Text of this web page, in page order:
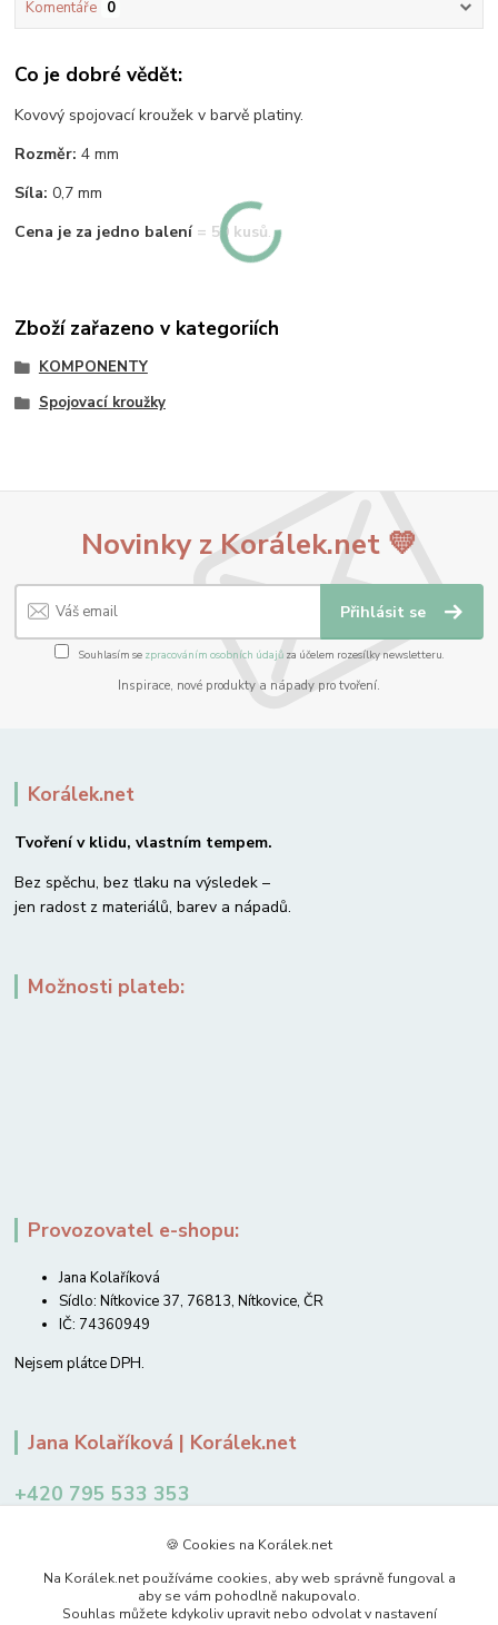
Komentáře 0
Co je dobré vědět:
Kovový spojovací kroužek v barvě platiny.
Rozměr: 4 mm
Síla: 0,7 mm
Cena je za jedno balení = 50 kusů.
Zboží zařazeno v kategoriích
KOMPONENTY
Spojovací kroužky
Novinky z Korálek.net 💛
Přihlásit se
Souhlasím se zpracováním osobních údajůza účelem rozesílky newsletteru.
Inspirace, nové produkty a nápady pro tvoření.
Korálek.net
Tvoření v klidu, vlastním tempem.
Bez spěchu, bez tlaku na výsledek –
jen radost z materiálů, barev a nápadů.
Možnosti plateb:
Provozovatel e-shopu:
Jana Kolaříková
Sídlo: Nítkovice 37, 76813, Nítkovice, ČR
IČ: 74360949
Nejsem plátce DPH.
Jana Kolaříková | Korálek.net
+420 795 533 353
🍪 Cookies na Korálek.net
Na Korálek.net používáme cookies, aby web správně fungoval a
aby se vám pohodlně nakupovalo.
Souhlas můžete kdykoliv upravit nebo odvolat v nastavení